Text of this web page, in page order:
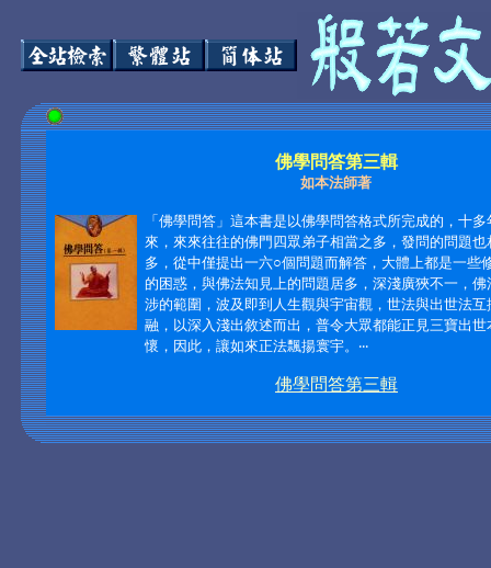
佛學問答第三輯
如本法師著
「佛學問答」這本書是以佛學問答格式所完成的，十多
來，來來往往的佛門四眾弟子相當之多，發問的問題也
多，從中僅提出一六○個問題而解答，大體上都是一些
的困惑，與佛法知見上的問題居多，深淺廣狹不一，佛
涉的範圍，波及即到人生觀與宇宙觀，世法與出世法互
融，以深入淺出敘述而出，普令大眾都能正見三寶出世
懷，因此，讓如來正法飄揚寰宇。 ‧‧‧
佛學問答第三輯